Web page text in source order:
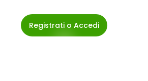
Registrati o Accedi